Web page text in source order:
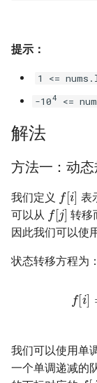
20. 表示数值的字
21. 调整数组顺
偶数前面
22. 链表中倒数第
24. 反转链表
25. 合并两个排序
26. 树的子结构
27. 二叉树的镜像
28. 对称的二叉树
30. 包含 min 函
串
18. 有效的回文
文
20. 回文子字符
21. 删除链表的
点
25. 链表中的两
3.2. 栈的最小值
3.3. 堆盘子
4.1. 节点间通路
4.5. 合法二叉搜
提示：
1 <=
-104 <=
解法
方法一：动
我们定义
f[i]
表
可以从
f[j]
转移
因此我们可以使
状态转移方程为：
[i]=
我们可以使用单
一个单调递减的
f[j